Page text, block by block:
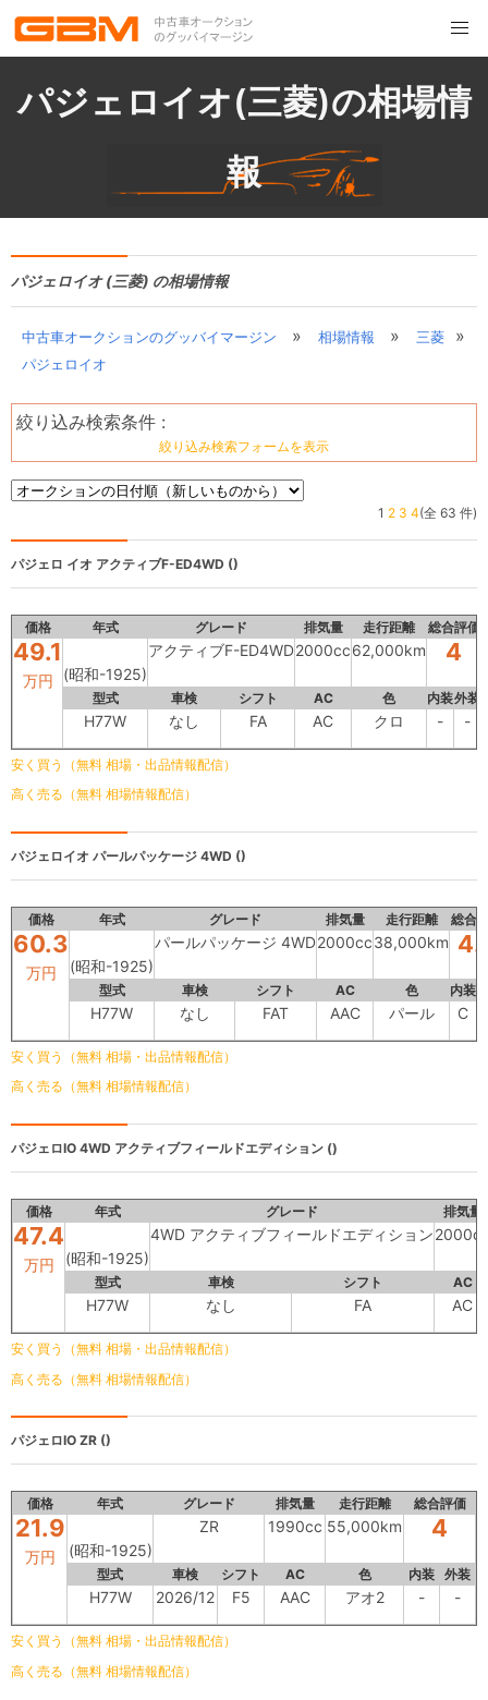
パジェロイオ(三菱)の相場情
報
パジェロイオ (三菱) の相場情報
中古車オークションのグッバイマージン » 相場情報 » 三菱 »
パジェロイオ
絞り込み検索条件 :
絞り込み検索フォームを表示
1 2 3 4(全 63 件)
パジェロ イオ アクティブF-ED4WD ()
価格 年式 グレード 排気量 走行距離 総合評価
49.1
万円 (昭和-1925)
アクティブF-ED4WD2000cc62,000km 4
型式 車検 シフト AC 色 内装外装
H77W なし FA AC クロ - -
安く買う（無料 相場・出品情報配信）
高く売る（無料 相場情報配信）
パジェロイオ パールパッケージ 4WD ()
価格 年式 グレード 排気量 走行距離 総合
60.3
万円 (昭和-1925)
パールパッケージ 4WD2000cc38,000km
型式 車検 シフト AC 色 内装
H77W なし FAT AAC パール C
安く買う（無料 相場・出品情報配信）
高く売る（無料 相場情報配信）
パジェロIO 4WD アクティブフィールドエディション ()
価格 年式 グレード 排気量
47.4
万円 (昭和-1925)
4WD アクティブフィールドエディション
型式 車検 シフト AC
H77W なし FA AC
安く買う（無料 相場・出品情報配信）
高く売る（無料 相場情報配信）
パジェロIO ZR ()
価格 年式 グレード 排気量 走行距離 総合評価
21.9
万円 (昭和-1925)
ZR 1990cc 55,000km 4
型式 車検 シフト AC 色 内装 外装
H77W 2026/12 F5 AAC アオ2 - -
安く買う（無料 相場・出品情報配信）
高く売る（無料 相場情報配信）